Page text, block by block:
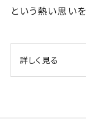
という熱い思い
詳しく見る